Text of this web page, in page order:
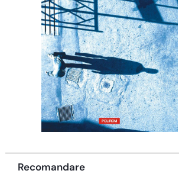
Recomandare